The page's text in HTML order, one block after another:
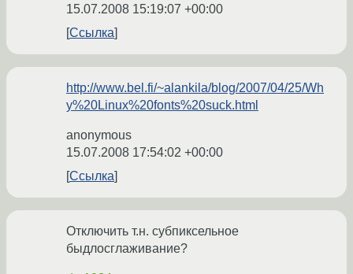
15.07.2008 15:19:07 +00:00
Ссылка
http://www.bel.fi/~alankila/blog/2007/04/25/Wh
y%20Linux%20fonts%20suck.html
anonymous
15.07.2008 17:54:02 +00:00
Ссылка
Отключить т.н. субпиксельное
быдлосглаживание?